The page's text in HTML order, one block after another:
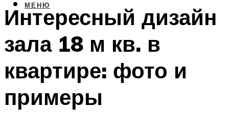
МЕНЮ
Интересный дизайн
зала 18 м кв. в
квартире: фото и
примеры